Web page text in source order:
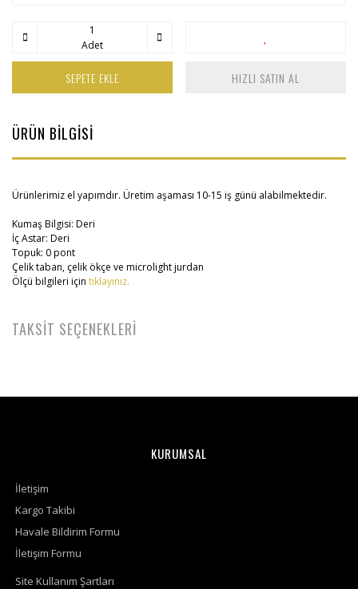
Adet
SEPETE EKLE HIZLI SATIN AL
ÜRÜN BİLGİSİ
Ürünlerimiz el yapımdır. Üretim aşaması 10-15 iş günü alabilmektedir.
Kumaş Bilgisi: Deri
İç Astar: Deri
Topuk: 0 pont
Çelik taban, çelik ökçe ve microlight jurdan
Ölçü bilgileri için tıklayınız.
TAKSİT SEÇENEKLERİ
KURUMSAL
İletişim
Kargo Takibi
Havale Bildirim Formu
İletişim Formu
Site Kullanım Şartları